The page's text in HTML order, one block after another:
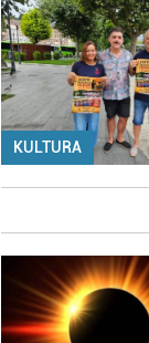
KULTURA